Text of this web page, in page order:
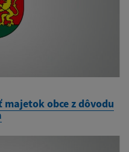
obce z dôvodu